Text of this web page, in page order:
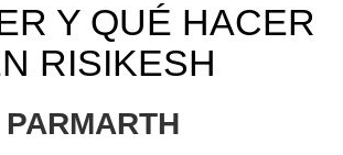
Y QUÉ HACER
RISIKESH